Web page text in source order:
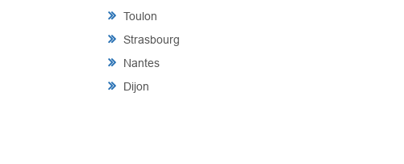
Toulon
Strasbourg
Nantes
Dijon